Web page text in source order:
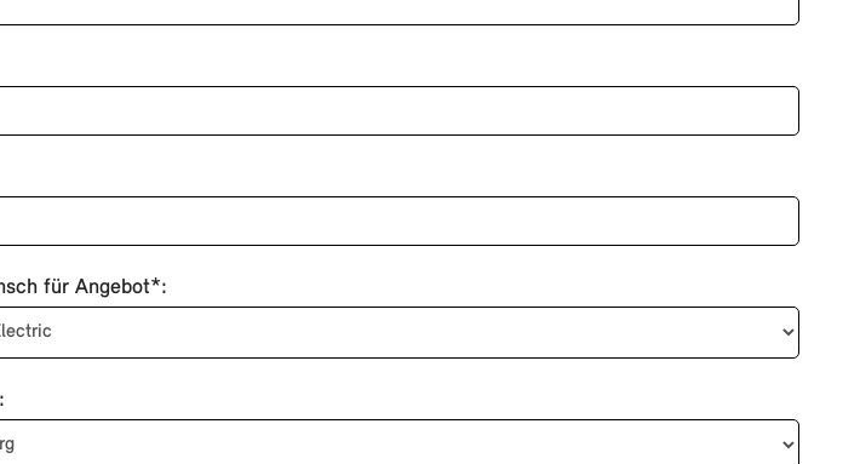
für Angebot*: